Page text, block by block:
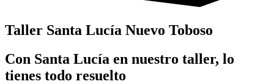
Taller Santa Lucía Nuevo Toboso
Con Santa Lucía en nuestro taller, lo
tienes todo resuelto